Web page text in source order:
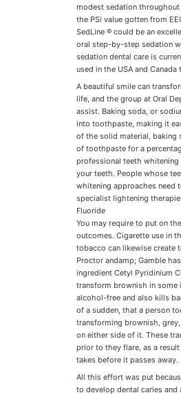
modest sedation
the PSi value gotten from
SedLine ® could be an
oral step-by-step sedation
sedation dental care is
used in the USA and
A beautiful smile can
life, and the group at Oral
assist. Baking soda, or
into toothpaste, making it
of the solid material, baking
of toothpaste for a
professional teeth
your teeth. People whose
whitening approaches need
specialist lightening
Fluoride
You may require to put on
outcomes. Cigarette use in
tobacco can likewise create
Proctor andamp; Gamble
ingredient Cetyl Pyridinium
transform brownish in
alcohol-free and also kills
of a sudden, that a person
transforming brownish,
on either side of it. These
prior to they flare, as a
takes before it passes away.
All this effort was put
to develop dental caries and